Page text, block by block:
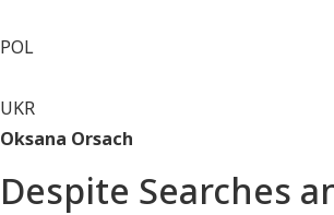
POL
UKR
Oksana Orsach
Despite Searches